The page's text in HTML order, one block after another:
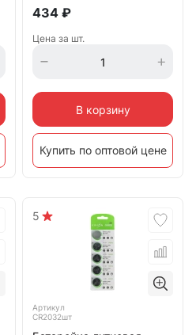
434 ₽
Цена за шт.
В корзину
Купить по оптовой цене
5
Артикул
CR2032шт